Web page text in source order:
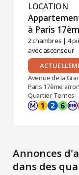
LOCATION ​
à Paris
2 chambres | 4
avec ascenseur
Avenue de la
Paris 17ème
Quartier Ternes
Annonces
dans des